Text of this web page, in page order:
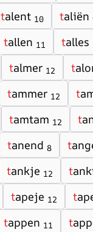
talent 10 taliën
tallen 11 talles
talmer 12 t
tammer 12 t
tamtam 12 t
tanend 8 t
tankje 12 t
tapeje 12 t
tappen 11 t